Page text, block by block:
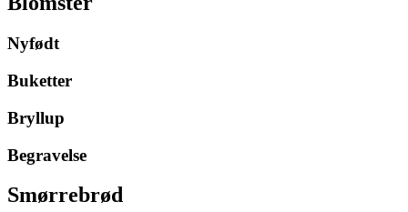
Nyfødt
Buketter
Bryllup
Begravelse
Smørrebrød